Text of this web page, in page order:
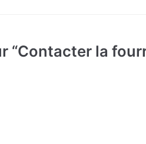
“Contacter la